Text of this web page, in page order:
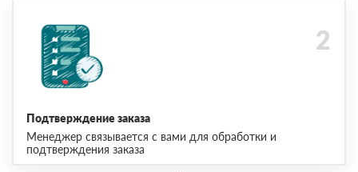
Подтверждение заказа
Менеджер связывается с вами для обработки и
подтверждения заказа